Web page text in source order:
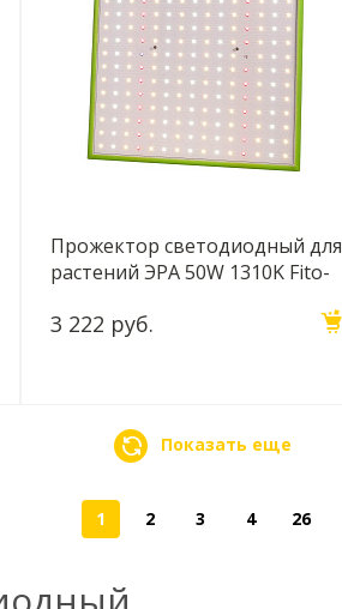
Прожектор светодиодный для
растений ЭРА 50W 1310K Fito-
3 222 руб.
Показать еще
1 2 3 4 26